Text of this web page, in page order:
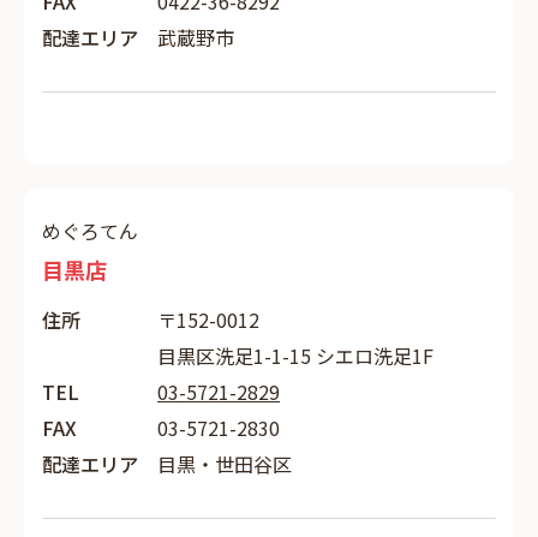
配達エリア
武蔵野市
めぐろてん
目黒店
住所
〒152-0012
目黒区洗足1-1-15 シエロ洗足1F
TEL
03-5721-2829
FAX
03-5721-2830
配達エリア
目黒・世田谷区